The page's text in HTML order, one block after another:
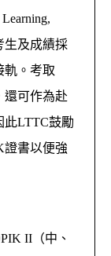
生及成績採
軌。考取
還可作為赴
此LTTC鼓勵
證書以便強
II（中、